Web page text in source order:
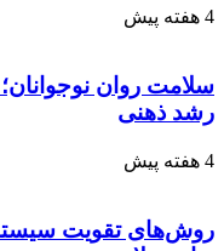
4 هفته پیش
رشد ذهنی
4 هفته پیش